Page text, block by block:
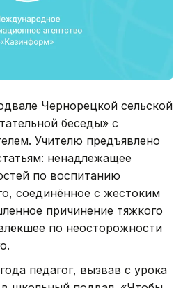
Чернорецкой сельской
беседы» с
Учителю предъявлено
ненадлежащее
по воспитанию
соединённое с жестоким
причинение тяжкого
по неосторожности
педагог, вызвав с урока